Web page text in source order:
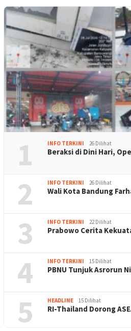
1 INFO TERKINI 26 Dilihat
Beraksi di Dini Hari,
2 INFO TERKINI 26 Dilihat
Wali Kota Bandung
3 INFO TERKINI 22 Dilihat
Prabowo Cerita
4 INFO TERKINI 15 Dilihat
PBNU Tunjuk Asrorun
5 HEADLINE 15 Dilihat
RI-Thailand Dorong